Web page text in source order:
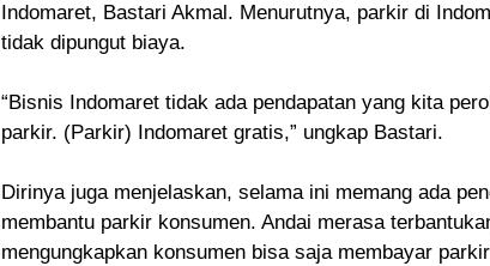
Indomaret, Bastari Akmal. Menurutnya, parkir di
tidak dipungut biaya.
“Bisnis Indomaret tidak ada pendapatan yang kita
parkir. (Parkir) Indomaret gratis,” ungkap Bastari.
Dirinya juga menjelaskan, selama ini memang ada
membantu parkir konsumen. Andai merasa
mengungkapkan konsumen bisa saja membayar